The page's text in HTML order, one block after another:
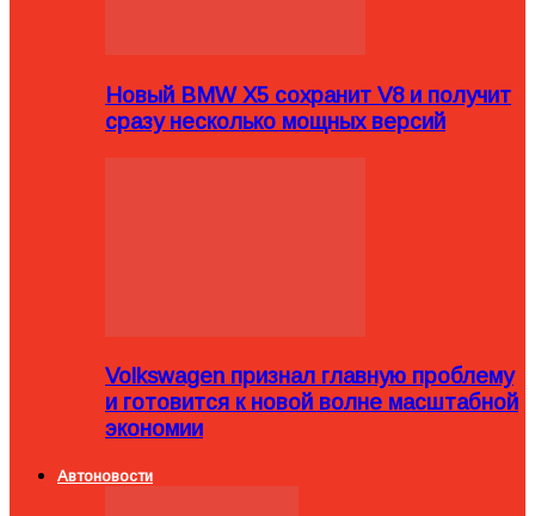
Новый BMW X5 сохранит V8 и получит
сразу несколько мощных версий
Volkswagen признал главную проблему
и готовится к новой волне масштабной
экономии
Автоновости